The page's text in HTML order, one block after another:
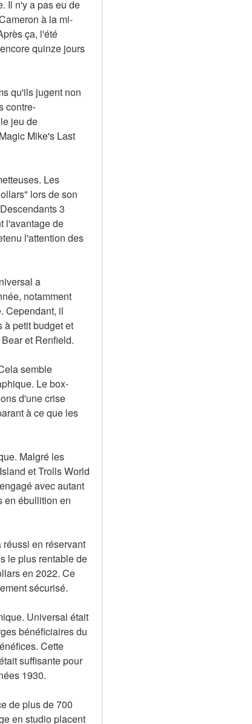
Il n'y a pas eu de
à la mi-
ça, l'été
quinze jours
qu'ils jugent non
contre-
jeu de
Mike's Last
Les
lors de son
3
l'avantage de
l'attention des
a
notamment
Cependant, il
à petit budget et
et Renfield.
semble
Le box-
d'une crise
à ce que les
Malgré les
et Trolls World
avec autant
en ébullition en
en réservant
le plus rentable de
en 2022. Ce
sécurisé.
Universal était
bénéficiaires du
Cette
suffisante pour
1930.
de plus de 700
en studio placent